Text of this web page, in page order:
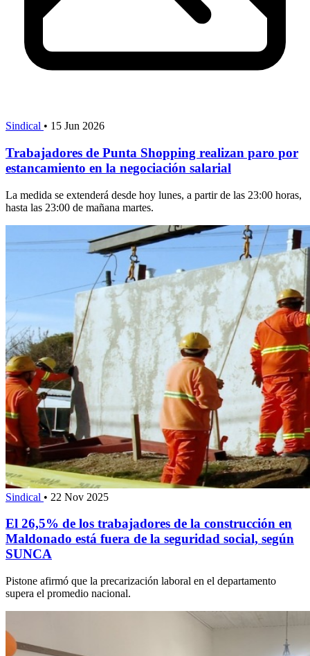
Sindical • 15 Jun 2026
Trabajadores de Punta Shopping realizan paro por
estancamiento en la negociación salarial
La medida se extenderá desde hoy lunes, a partir de las 23:00 horas,
hasta las 23:00 de mañana martes.
Sindical • 22 Nov 2025
El 26,5% de los trabajadores de la construcción en
Maldonado está fuera de la seguridad social, según
SUNCA
Pistone afirmó que la precarización laboral en el departamento
supera el promedio nacional.